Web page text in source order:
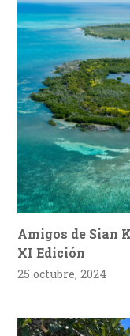
Amigos de Sian
XI Edición
25 octubre, 2024